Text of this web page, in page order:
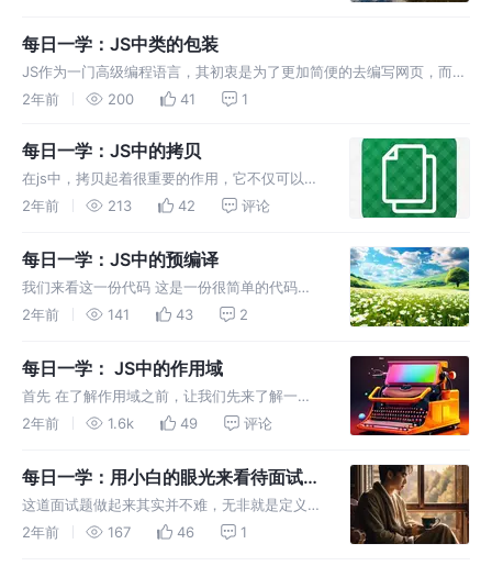
景，其中的弯弯绕绕，我在学习是也是痛苦不
每日一学：JS中类的包装
JS作为一门高级编程语言，其初衷是为了更加简便的去编写网页，而今
天我就要来讲讲它能够让页面编写更加简单的一个秘密：包装类。
2年前 200 41 1
每日一学：JS中的拷贝
在js中，拷贝起着很重要的作用，它不仅可以保
护原始数据避免被修改，还有助于避免引用类型
与变异，适配不同场景下的性能与安全需求。
2年前 213 42 评论
每日一学：JS中的预编译
我们来看这一份代码 这是一份很简单的代码，
它的结果也很简单 那么再看看这一份代码 这又
错，这在C中没错，但在JS就不一样了，我们来
2年前 141 43 2
每日一学： JS中的作用域
首先 在了解作用域之前，让我们先来了解一些
JS中的基础概念 类型 在JS中有以下几种基础类
如 42 或 3.14。
2年前 1.6k 49 评论
每日一学：用小白的眼光来看待面试
题--泡茶
这道面试题做起来其实并不难，无非就是定义一
些函数，将泡茶的过程加入进去，再加入一个茶
2年前 167 46 1